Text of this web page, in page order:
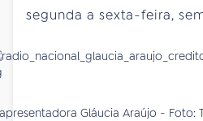
segunda a sexta-feira,
Gláucia Araújo - Foto: